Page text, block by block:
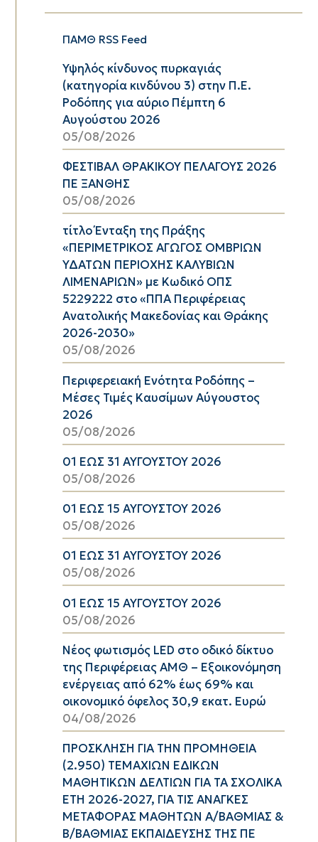
ΠΑΜΘ RSS Feed
Υψηλός κίνδυνος πυρκαγιάς
(κατηγορία κινδύνου 3) στην Π.Ε.
Ροδόπης για αύριο Πέμπτη 6
Αυγούστου 2026
05/08/2026
ΦΕΣΤΙΒΑΛ ΘΡΑΚΙΚΟΥ ΠΕΛΑΓΟΥΣ 2026
ΠΕ ΞΑΝΘΗΣ
05/08/2026
τίτλο Ένταξη της Πράξης
«ΠΕΡΙΜΕΤΡΙΚΟΣ ΑΓΩΓΟΣ ΟΜΒΡΙΩΝ
ΥΔΑΤΩΝ ΠΕΡΙΟΧΗΣ ΚΑΛΥΒΙΩΝ
ΛΙΜΕΝΑΡΙΩΝ» με Κωδικό ΟΠΣ
5229222 στο «ΠΠΑ Περιφέρειας
Ανατολικής Μακεδονίας και Θράκης
2026-2030»
05/08/2026
Περιφερειακή Ενότητα Ροδόπης –
Μέσες Τιμές Καυσίμων Αύγουστος
2026
05/08/2026
01 ΕΩΣ 31 ΑΥΓΟΥΣΤΟΥ 2026
05/08/2026
01 ΕΩΣ 15 ΑΥΓΟΥΣΤΟΥ 2026
05/08/2026
01 ΕΩΣ 31 ΑΥΓΟΥΣΤΟΥ 2026
05/08/2026
01 ΕΩΣ 15 ΑΥΓΟΥΣΤΟΥ 2026
05/08/2026
Νέος φωτισμός LED στο οδικό δίκτυο
της Περιφέρειας ΑΜΘ – Εξοικονόμηση
ενέργειας από 62% έως 69% και
οικονομικό όφελος 30,9 εκατ. Ευρώ
04/08/2026
ΠΡΟΣΚΛΗΣΗ ΓΙΑ ΤΗΝ ΠΡΟΜΗΘΕΙΑ
(2.950) ΤΕΜΑΧΙΩΝ ΕΔΙΚΩΝ
ΜΑΘΗΤΙΚΩΝ ΔΕΛΤΙΩΝ ΓΙΑ ΤΑ ΣΧΟΛΙΚΑ
ΕΤΗ 2026-2027, ΓΙΑ ΤΙΣ ΑΝΑΓΚΕΣ
ΜΕΤΑΦΟΡΑΣ ΜΑΘΗΤΩΝ Α/ΒΑΘΜΙΑΣ &
Β/ΒΑΘΜΙΑΣ ΕΚΠΑΙΔΕΥΣΗΣ ΤΗΣ ΠΕ